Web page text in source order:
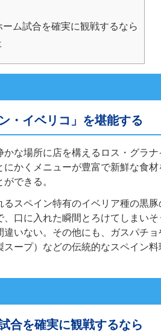
ム試合を確実に観戦するなら
・イベリコ」を堪能する
な場所に店を構えるロス・グラ
かくメニューが豊富で新鮮な食
できる。
スペイン特有のイベリア種の黒
口に入れた瞬間とろけてしまい
いない。その他にも、ガスパチ
スープ）などの伝統的なスペイン
合を確実に観戦するなら